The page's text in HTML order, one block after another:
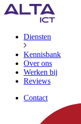
Diensten
Kennisbank
Over ons
Werken bij
Reviews
Contact